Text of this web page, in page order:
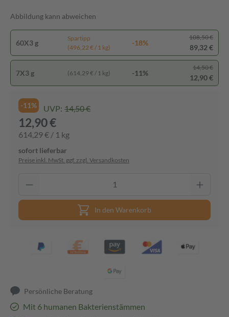
Abbildung kann abweichen
60X3 g
Spartipp
(496,22 € / 1 kg)
-18%
108,50 €
89,32 €
7X3 g (614,29 € / 1 kg) -11%
14,50 €
12,90 €
-11% UVP: 14,50 €
12,90 €
614,29 € / 1 kg
sofort lieferbar
Preise inkl. MwSt. ggf. zzgl. Versandkosten
In den Warenkorb
Persönliche Beratung
Mit 6 humanen Bakterienstämmen